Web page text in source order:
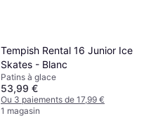
Tempish Rental 16 Junior Ice
Skates - Blanc
Patins à glace
53,99 €
Ou 3 paiements de 17,99 €
1 magasin